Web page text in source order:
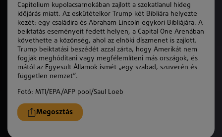
Capitolium kupolacsarnokában zajlott a szokatlanul hideg
időjárás miatt. Az eskütételkor Trump két Bibliára helyezte
kezét: egy családira és Abraham Lincoln egykori Bibliájára. A
beiktatás eseményeit fedett helyen, a Capital One Arenában
követhette a közönség, ahol az elnöki díszmenet is zajlott.
Trump beiktatási beszédét azzal zárta, hogy Amerikát nem
fogják meghódítani vagy megfélemlíteni más országok, és
mától az Egyesült Államok ismét „egy szabad, szuverén és
független nemzet”.
Fotó: MTI/EPA/AFP pool/Saul Loeb
Megosztás